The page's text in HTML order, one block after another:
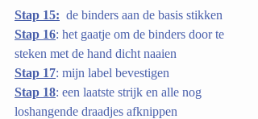
Stap 15:
  de binders aan de basis stikken
Stap 16: het gaatje om de binders door te
steken met de hand dicht naaien
Stap 17: mijn label bevestigen
Stap 18: een laatste strijk en alle nog
loshangende draadjes afknippen